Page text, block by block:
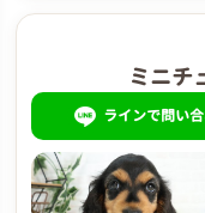
ミニチ
ラインで問い